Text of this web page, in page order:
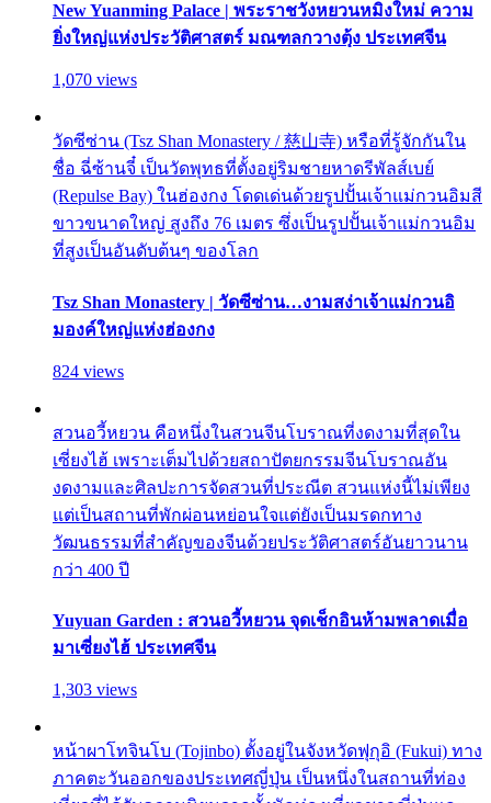
New Yuanming Palace | พระราชวังหยวนหมิงใหม่ ความ
ยิ่งใหญ่แห่งประวัติศาสตร์ มณฑลกวางตุ้ง ประเทศจีน
1,070 views
วัดซีซ่าน (Tsz Shan Monastery / 慈山寺) หรือที่รู้จักกันใน
ชื่อ ฉี่ซ้านจี๋ เป็นวัดพุทธที่ตั้งอยู่ริมชายหาดรีพัลส์เบย์
(Repulse Bay) ในฮ่องกง โดดเด่นด้วยรูปปั้นเจ้าแม่กวนอิมสี
ขาวขนาดใหญ่ สูงถึง 76 เมตร ซึ่งเป็นรูปปั้นเจ้าแม่กวนอิม
ที่สูงเป็นอันดับต้นๆ ของโลก
Tsz Shan Monastery | วัดซีซ่าน…งามสง่าเจ้าแม่กวนอิ
มองค์ใหญ่แห่งฮ่องกง
824 views
สวนอวี้หยวน คือหนึ่งในสวนจีนโบราณที่งดงามที่สุดใน
เซี่ยงไฮ้ เพราะเต็มไปด้วยสถาปัตยกรรมจีนโบราณอัน
งดงามและศิลปะการจัดสวนที่ประณีต สวนแห่งนี้ไม่เพียง
แต่เป็นสถานที่พักผ่อนหย่อนใจแต่ยังเป็นมรดกทาง
วัฒนธรรมที่สำคัญของจีนด้วยประวัติศาสตร์อันยาวนาน
กว่า 400 ปี
Yuyuan Garden : สวนอวี้หยวน จุดเช็กอินห้ามพลาดเมื่อ
มาเซี่ยงไฮ้ ประเทศจีน
1,303 views
หน้าผาโทจินโบ (Tojinbo) ตั้งอยู่ในจังหวัดฟุกุอิ (Fukui) ทาง
ภาคตะวันออกของประเทศญี่ปุ่น เป็นหนึ่งในสถานที่ท่อง